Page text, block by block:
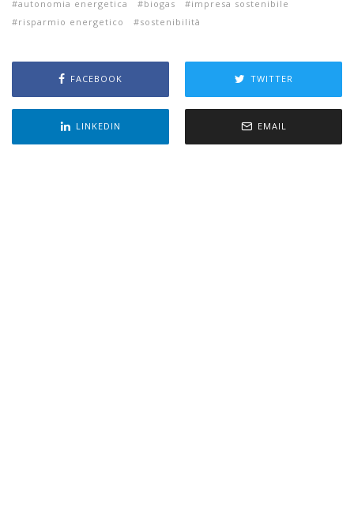
autonomia energetica biogas
impresa sostenibile
risparmio energetico
sostenibilità
FACEBOOK TWITTER
LINKEDIN EMAIL